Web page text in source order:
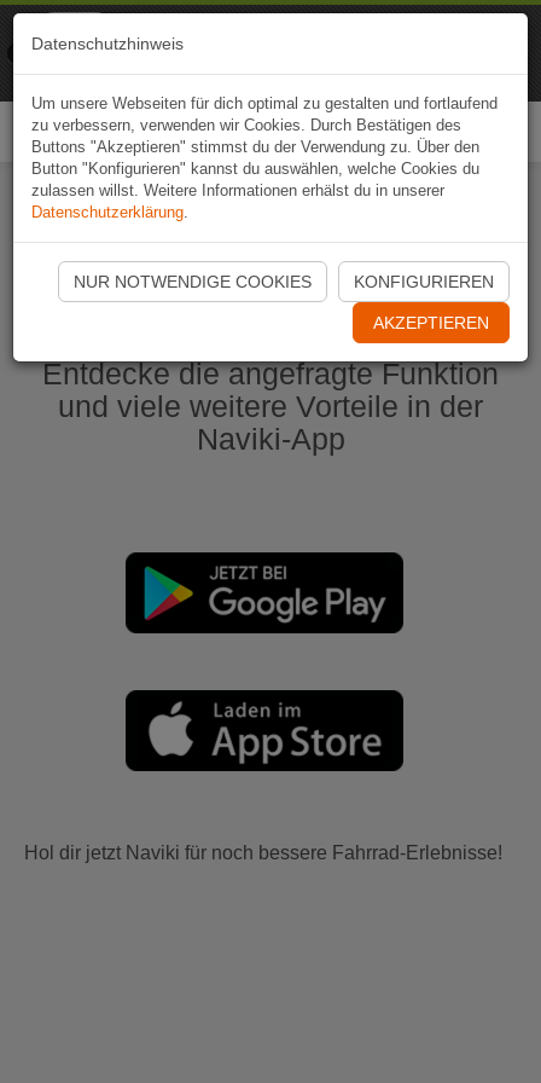
Naviki App jetzt öffnen
Entdecke die angefragte Funktion
und viele weitere Vorteile in der
Naviki-App
Hol dir jetzt Naviki für noch bessere Fahrrad-Erlebnisse!
Datenschutzhinweis
Um unsere Webseiten für dich optimal zu gestalten und fortlaufend
zu verbessern, verwenden wir Cookies. Durch Bestätigen des
Buttons "Akzeptieren" stimmst du der Verwendung zu. Über den
Button "Konfigurieren" kannst du auswählen, welche Cookies du
zulassen willst. Weitere Informationen erhälst du in unserer
Datenschutzerklärung.
NUR NOTWENDIGE COOKIES KONFIGURIEREN
AKZEPTIEREN
Naviki